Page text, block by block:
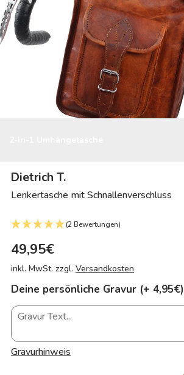
Dietrich T.
Lenkertasche mit Schnallenverschluss
(2 Bewertungen)
49,95€
inkl. MwSt. zzgl. Versandkosten
Deine persönliche Gravur (+ 4,95€)
Gravurhinweis